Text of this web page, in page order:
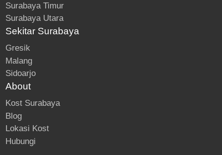
Surabaya Timur
Surabaya Utara
Sekitar Surabaya
Gresik
Malang
Sidoarjo
About
Kost Surabaya
Blog
Lokasi Kost
Hubungi